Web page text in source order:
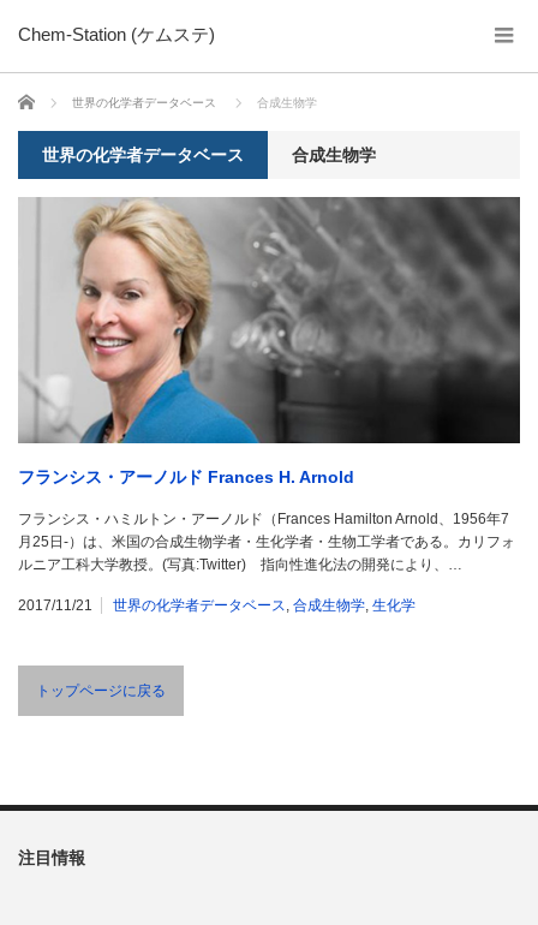
Chem-Station (ケムステ)
ホーム 世界の化学者データベース 合成生物学
世界の化学者データベース 合成生物学
フランシス・アーノルド Frances H. Arnold
フランシス・ハミルトン・アーノルド（Frances Hamilton Arnold、1956年7
月25日-）は、米国の合成生物学者・生化学者・生物工学者である。カリフォ
ルニア工科大学教授。(写真:Twitter) 指向性進化法の開発により、…
2017/11/21 世界の化学者データベース, 合成生物学, 生化学
トップページに戻る
注目情報